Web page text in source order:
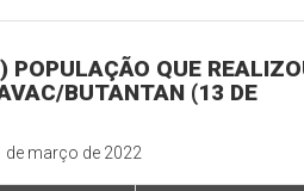
POPULAÇÃO QUE
BUTANTAN (13 DE
de março de 2022